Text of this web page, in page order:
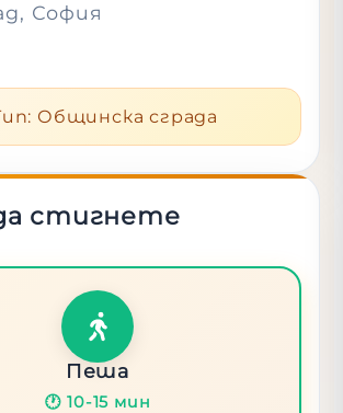
, София
: Общинска сграда
стигнете
Пеша
🕐10-15 мин